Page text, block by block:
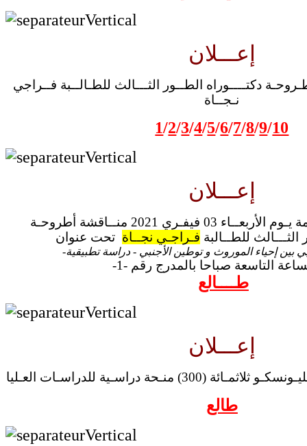
إعـــلان
دكتــــوراه الطــور الثـــالث للطـالــبة فــراجي
نـجــاة
1/2/3/4/5/6/7/8/9/10
إعـــلان
ينظـم معهـــد الترجمة يـوم الأربعــاء 03 فيفـري 2021 منــاقشة أطروحـة
للطــالبة فـراجـي نجــاة تحت عنوان
بين إحياء الموروث و توطين الأجنبي - دراسة تطبيقية-
التاسعة صباحا بالمدرج رقم -1- 1
طــــالع
إعـــلان
منـحة دراسـية للدراسـات العـليا
طالع